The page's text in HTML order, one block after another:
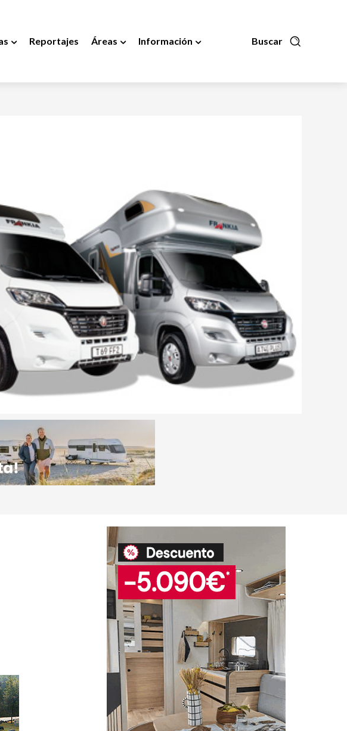
Buscar
Reportajes Áreas Información